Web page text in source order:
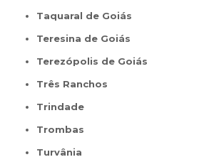
Taquaral de Goiás
Teresina de Goiás
Terezópolis de Goiás
Três Ranchos
Trindade
Trombas
Turvânia